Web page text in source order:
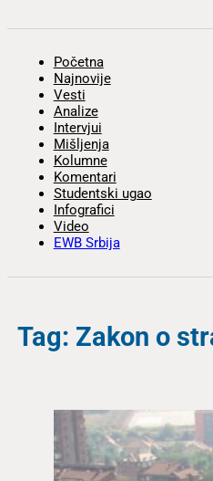
Početna
Najnovije
Vesti
Analize
Intervjui
Mišljenja
Kolumne
Komentari
Studentski ugao
Infografici
Video
EWB Srbija
Tag: Zakon o